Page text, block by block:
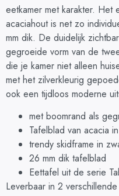
eetkamer met karakter. Het
acaciahout is net zo
mm dik. De duidelijk
gegroeide vorm van de
die je kamer niet alleen
met het zilverkleurig
ook een tijdloos moderne
met boomrand als
Tafelblad van acacia
trendy skidframe in
26 mm dik tafelblad
Eettafel uit de serie
Leverbaar in 2